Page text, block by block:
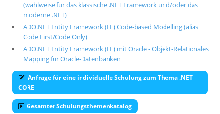
(wahlweise für das klassische .NET Framework und/oder das
moderne .NET)
ADO.NET Entity Framework (EF) Code-based Modelling (alias
Code First/Code Only)
ADO.NET Entity Framework (EF) mit Oracle - Objekt-Relationales
Mapping für Oracle-Datenbanken
Anfrage für eine individuelle Schulung zum Thema .NET
CORE
Gesamter Schulungsthemenkatalog